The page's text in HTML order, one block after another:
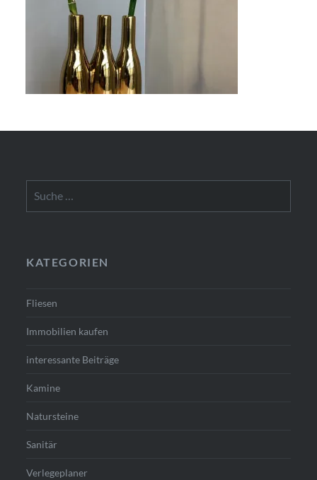
nach:
KATEGORIEN
Fliesen
Immobilien kaufen
interessante Beiträge
Kamine
Natursteine
Sanitär
Verlegeplaner